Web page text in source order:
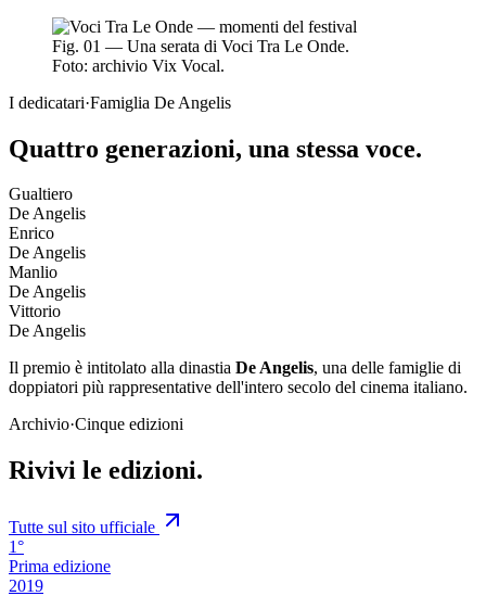
Fig. 01 — Una serata di Voci Tra Le Onde.
Foto: archivio Vix Vocal.
I dedicatari·Famiglia De Angelis
Quattro generazioni, una stessa voce.
Gualtiero
De Angelis
Enrico
De Angelis
Manlio
De Angelis
Vittorio
De Angelis
Il premio è intitolato alla dinastia De Angelis, una delle famiglie di
doppiatori più rappresentative dell'intero secolo del cinema italiano.
Archivio·Cinque edizioni
Rivivi le edizioni.
Tutte sul sito ufficiale
1°
Prima edizione
2019